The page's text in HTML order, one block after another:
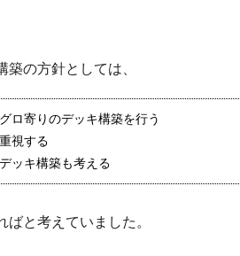
の方針としては、
ロ寄りのデッキ構築を行う
視する
ッキ構築も考える
と考えていました。